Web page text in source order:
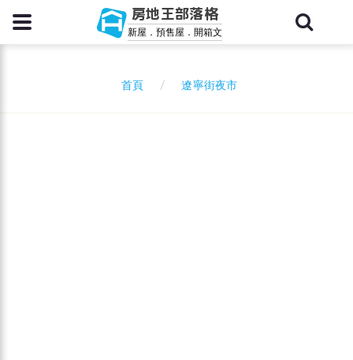
房地王部落格
新屋．預售屋．開箱文
首頁 遼寧街夜市